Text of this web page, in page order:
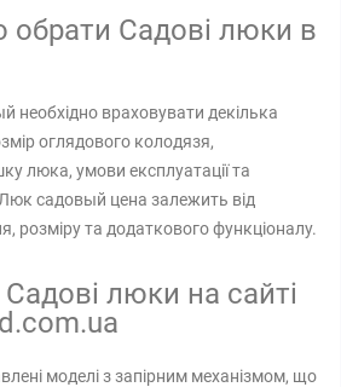
обрати Садові люки в
необхідно враховувати декілька
оглядового колодязя,
люка, умови експлуатації та
садовый цена залежить від
розміру та додаткового функціоналу.
Садові люки на сайті
моделі з запірним механізмом, що